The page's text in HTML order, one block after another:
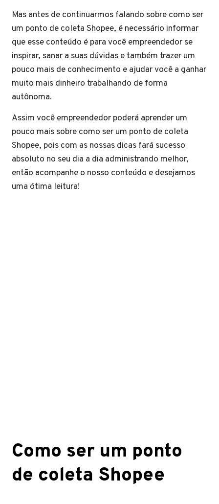
Mas antes de continuarmos falando sobre como ser
um ponto de coleta Shopee, é necessário informar
que esse conteúdo é para você empreendedor se
inspirar, sanar a suas dúvidas e também trazer um
pouco mais de conhecimento e ajudar você a ganhar
muito mais dinheiro trabalhando de forma
autônoma.
Assim você empreendedor poderá aprender um
pouco mais sobre como ser um ponto de coleta
Shopee, pois com as nossas dicas fará sucesso
absoluto no seu dia a dia administrando melhor,
então acompanhe o nosso conteúdo e desejamos
uma ótima leitura!
Como ser um ponto
de coleta Shopee